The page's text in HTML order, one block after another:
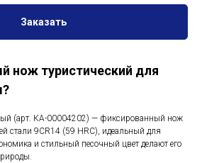
Заказать
нож туристический для
(арт. КА-00004202) — фиксированный нож
стали 9CR14 (59 HRC), идеальный для
и стильный песочный цвет делают его